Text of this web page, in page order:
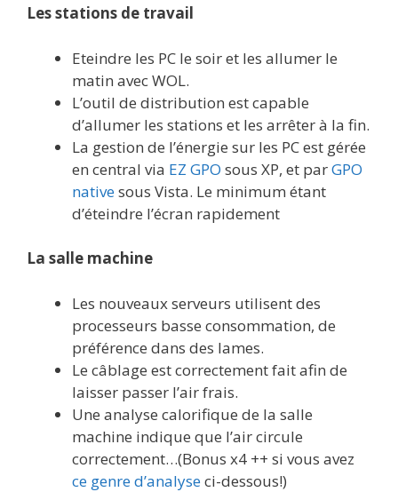
Les stations de travail
Eteindre les PC le soir et les allumer le
matin avec WOL.
L’outil de distribution est capable
d’allumer les stations et les arrêter à la fin.
La gestion de l’énergie sur les PC est gérée
en central via EZ GPO sous XP, et parGPO
nativesous Vista. Le minimum étant
d’éteindre l’écran rapidement
La salle machine
Les nouveaux serveurs utilisent des
processeurs basse consommation, de
préférence dans des lames.
Le câblage est correctement fait afin de
laisser passer l’air frais.
Une analyse calorifique de la salle
machine indique que l’air circule
correctement…(Bonus x4 ++ si vous avez
ce genre d’analyseci-dessous!)